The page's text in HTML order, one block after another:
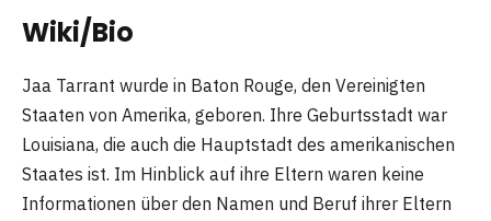
Wiki/Bio
Jaa Tarrant wurde in Baton Rouge, den Vereinigten
Staaten von Amerika, geboren. Ihre Geburtsstadt war
Louisiana, die auch die Hauptstadt des amerikanischen
Staates ist. Im Hinblick auf ihre Eltern waren keine
Informationen über den Namen und Beruf ihrer Eltern